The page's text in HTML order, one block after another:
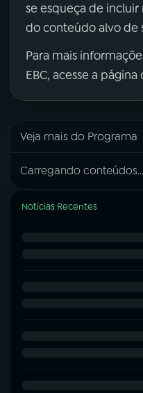
se esqueça de incluir
do conteúdo alvo de
Para mais
EBC, acesse a
Veja mais do Programa
Carregando conteúdos...
Notícias Recentes